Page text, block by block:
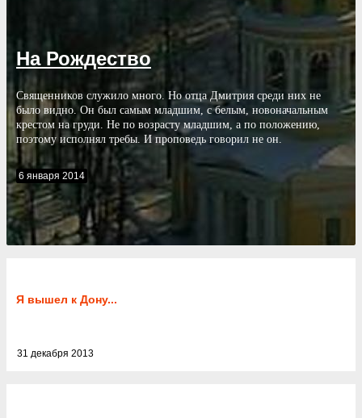
На Рождество
Священников служило много. Но отца Дмитрия среди них не
было видно. Он был самым младшим, с белым, новоначальным
крестом на груди. Не по возрасту младшим, а по положению,
поэтому исполнял требы. И проповедь говорил не он.
6 января 2014
Я вышел к Дону...
31 декабря 2013